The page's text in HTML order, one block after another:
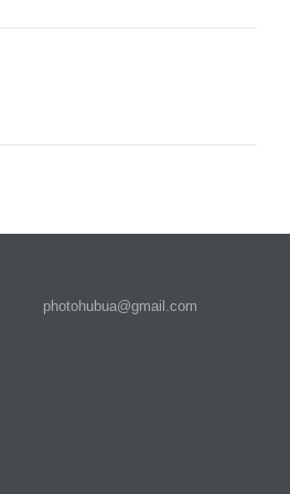
photohubua@gmail.com